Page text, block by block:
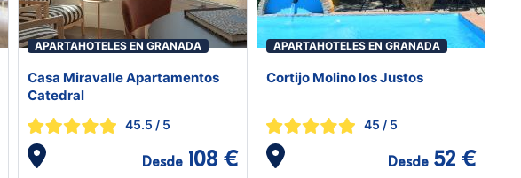
APARTAHOTELES EN GRANADA
Casa Miravalle Apartamentos
Catedral
45.5 / 5
Desde 108 €
APARTAHOTELES EN GRANADA
Cortijo Molino los Justos
45 / 5
Desde 52 €